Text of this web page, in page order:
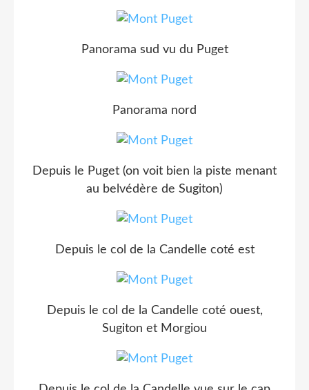
Panorama sud vu du Puget
Panorama nord
Depuis le Puget (on voit bien la piste menant
au belvédère de Sugiton)
Depuis le col de la Candelle coté est
Depuis le col de la Candelle coté ouest,
Sugiton et Morgiou